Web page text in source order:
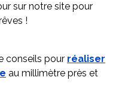
sur notre site pour
!
conseils pour réaliser
au millimètre près et